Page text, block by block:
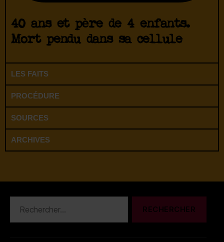
40 ans et père de 4 enfants.
Mort pendu dans sa cellule
LES FAITS
PROCÉDURE
SOURCES
ARCHIVES